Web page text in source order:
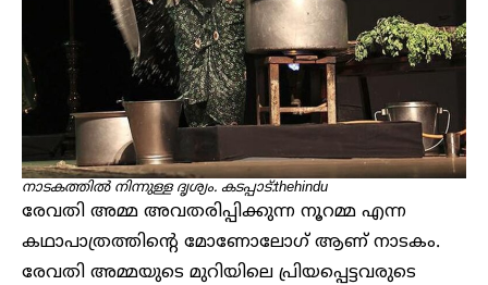
നാടകത്തിൽ നിന്നുള്ള ദൃശ്യം. കടപ്പാട്:thehindu
രേവതി അമ്മ അവതരിപ്പിക്കുന്ന നൂറമ്മ എന്ന
കഥാപാത്രത്തിന്റെ മോണോലോഗ് ആണ് നാടകം.
രേവതി അമ്മയുടെ മുറിയിലെ പ്രിയപ്പെട്ടവരുടെ